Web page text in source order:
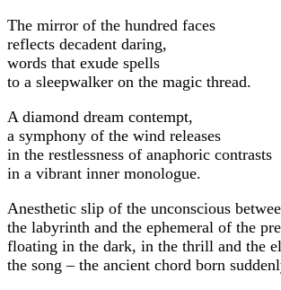
The mirror of the hundred faces
reflects decadent daring,
words that exude spells
to a sleepwalker on the magic thread.
A diamond dream contempt,
a symphony of the wind releases
in the restlessness of anaphoric contrasts
in a vibrant inner monologue.
Anesthetic slip of the unconscious
the labyrinth and the ephemeral of the
floating in the dark, in the thrill and the
the song – the ancient chord born